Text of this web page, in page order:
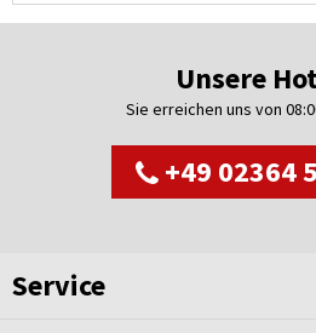
Unsere
Sie erreichen uns von
+49 02364
Service